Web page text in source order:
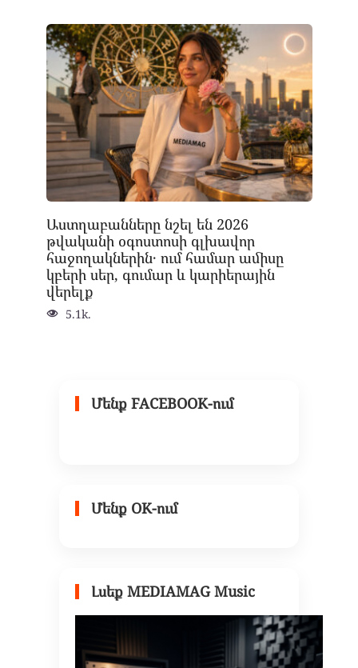
Աստղաբանները նշել են 2026
թվականի օգոստոսի գլխավոր
հաջողակներին․ ում համար ամիսը
կբերի սեր, գումար և կարիերային
վերելք
5.1k.
Մենք FACEBOOK-ում
Մենք OK-ում
Լսեք MEDIAMAG Music